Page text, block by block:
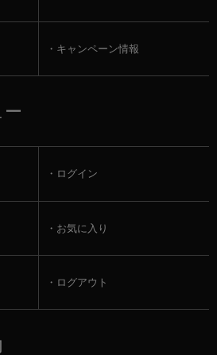
キャンペーン情報
ログイン
お気に入り
ログアウト